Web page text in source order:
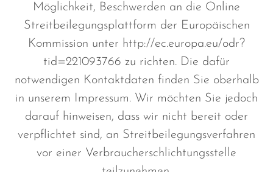
Möglichkeit, Beschwerden an die Online
Streitbeilegungsplattform der Europäischen
Kommission unter http://ec.europa.eu/odr?
tid=221093766 zu richten. Die dafür
notwendigen Kontaktdaten finden Sie oberhalb
in unserem Impressum. Wir möchten Sie jedoch
darauf hinweisen, dass wir nicht bereit oder
verpflichtet sind, an Streitbeilegungsverfahren
vor einer Verbraucherschlichtungsstelle